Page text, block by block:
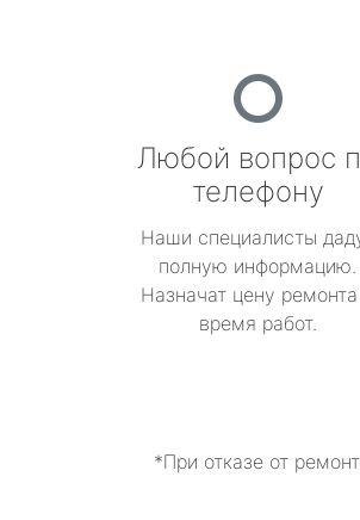
Любой вопрос
телефону
Наши специалисты
полную информацию.
Назначат цену
время работ.
*При отказе от